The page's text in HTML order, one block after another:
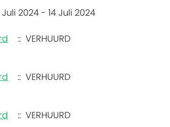
2024 - 14 Juli 2024
:: VERHUURD
:: VERHUURD
:: VERHUURD